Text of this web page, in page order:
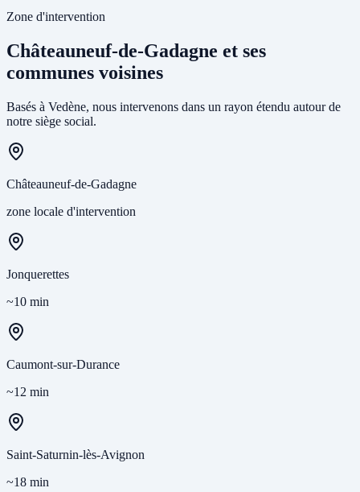
Zone d'intervention
Châteauneuf-de-Gadagne et ses
communes voisines
Basés à Vedène, nous intervenons dans un rayon étendu autour de
notre siège social.
Châteauneuf-de-Gadagne
zone locale d'intervention
Jonquerettes
~10 min
Caumont-sur-Durance
~12 min
Saint-Saturnin-lès-Avignon
~18 min